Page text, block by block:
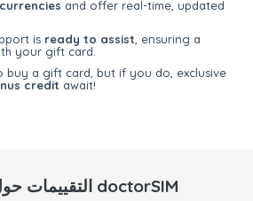
and offer real-time, updated
is ready to assist , ensuring a
your gift card.
buy a gift card, but if you do, exclusive
credit await!
28,000 التقييمات حول doctorSIM